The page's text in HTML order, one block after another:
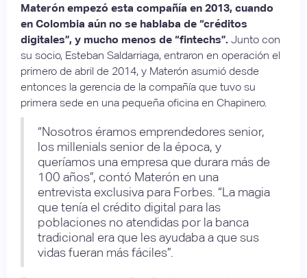
Materón empezó esta compañía en 2013, cuando
en Colombia aún no se hablaba de “créditos
digitales”, y mucho menos de “fintechs”. Junto con
su socio, Esteban Saldarriaga, entraron en operación el
primero de abril de 2014, y Materón asumió desde
entonces la gerencia de la compañía que tuvo su
primera sede en una pequeña oficina en Chapinero.
“Nosotros éramos emprendedores senior,
los millenials senior de la época, y
queríamos una empresa que durara más de
100 años”, contó Materón en una
entrevista exclusiva para Forbes. “La magia
que tenía el crédito digital para las
poblaciones no atendidas por la banca
tradicional era que les ayudaba a que sus
vidas fueran más fáciles”.